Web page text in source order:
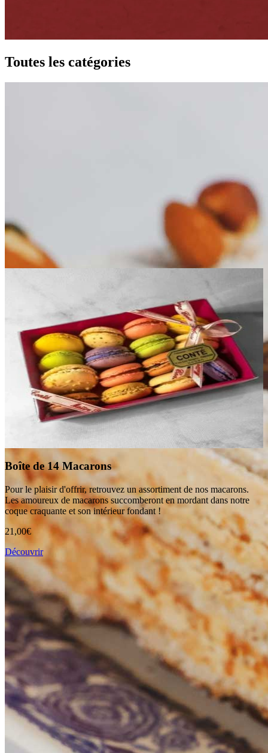
Toutes les catégories
Nos gourmandises coups de cœur
Boîte de 14 Macarons
Pour le plaisir d'offrir, retrouvez un assortiment de nos macarons.
Les amoureux de macarons succomberont en mordant dans notre
coque craquante et son intérieur fondant !
21,00€
Découvrir
Voir tous les produits
Notre histoire
Chargée d’histoire et de gourmandise depuis plus de 80 ans, c’est en
1938 que la Pâtisserie CONTE s’installa dans l’une des plus belles
rues du centre-ville de Toulouse, la rue Croix-Baragnon.
Découvrir
Nous trouver